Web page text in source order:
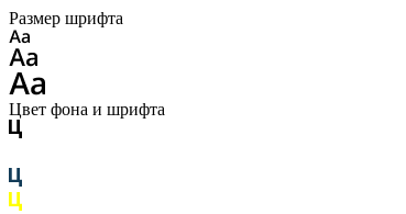
Размер шрифта
Цвет фона и шрифта